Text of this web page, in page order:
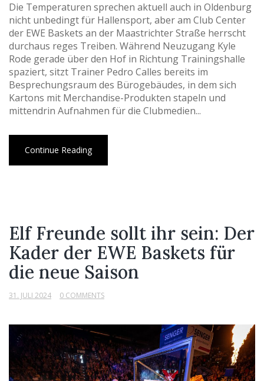
Die Temperaturen sprechen aktuell auch in Oldenburg
nicht unbedingt für Hallensport, aber am Club Center
der EWE Baskets an der Maastrichter Straße herrscht
durchaus reges Treiben. Während Neuzugang Kyle
Rode gerade über den Hof in Richtung Trainingshalle
spaziert, sitzt Trainer Pedro Calles bereits im
Besprechungsraum des Bürogebäudes, in dem sich
Kartons mit Merchandise-Produkten stapeln und
mittendrin Aufnahmen für die Clubmedien...
Continue Reading
Elf Freunde sollt ihr sein: Der
Kader der EWE Baskets für
die neue Saison
31. JULI 2024 0 COMMENTS